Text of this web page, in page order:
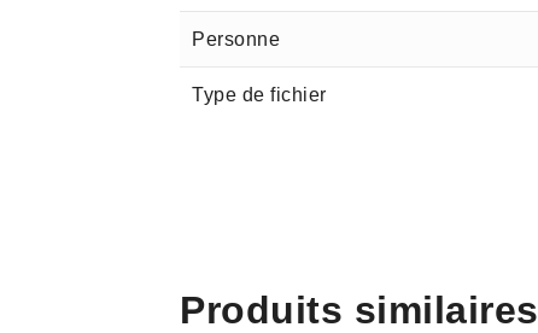
Personne
Type de fichier
Produits similaires